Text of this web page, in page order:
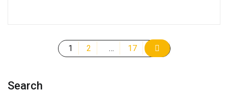
Seitennummerierung
1 2 … 17
Search